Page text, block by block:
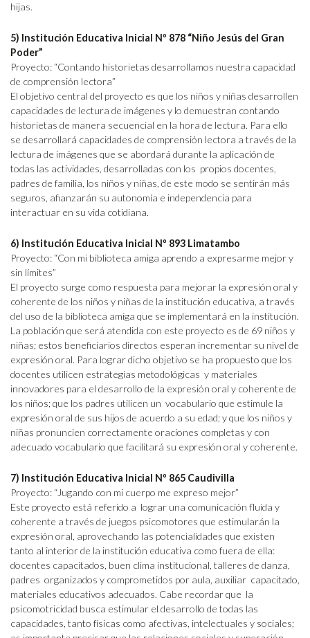
hijas.
5) Institución Educativa Inicial Nº 878 “Niño Jesús del Gran
Poder”
Proyecto: “Contando historietas desarrollamos nuestra capacidad
de comprensión lectora”
El objetivo central del proyecto es que los niños y niñas desarrollen
capacidades de lectura de imágenes y lo demuestran contando
historietas de manera secuencial en la hora de lectura. Para ello
se desarrollará capacidades de comprensión lectora a través de la
lectura de imágenes que se abordará durante la aplicación de
todas las actividades, desarrolladas con los propios docentes,
padres de familia, los niños y niñas, de este modo se sentirán más
seguros, afianzarán su autonomía e independencia para
interactuar en su vida cotidiana.
6) Institución Educativa Inicial Nº 893 Limatambo
Proyecto: “Con mi biblioteca amiga aprendo a expresarme mejor y
sin límites”
El proyecto surge como respuesta para mejorar la expresión oral y
coherente de los niños y niñas de la institución educativa, a través
del uso de la biblioteca amiga que se implementará en la institución.
La población que será atendida con este proyecto es de 69 niños y
niñas; estos beneficiarios directos esperan incrementar su nivel de
expresión oral. Para lograr dicho objetivo se ha propuesto que los
docentes utilicen estrategias metodológicas y materiales
innovadores para el desarrollo de la expresión oral y coherente de
los niños; que los padres utilicen un vocabulario que estimule la
expresión oral de sus hijos de acuerdo a su edad; y que los niños y
niñas pronuncien correctamente oraciones completas y con
adecuado vocabulario que facilitará su expresión oral y coherente.
7) Institución Educativa Inicial Nº 865 Caudivilla
Proyecto: “Jugando con mi cuerpo me expreso mejor”
Este proyecto está referido a lograr una comunicación fluida y
coherente a través de juegos psicomotores que estimularán la
expresión oral, aprovechando las potencialidades que existen
tanto al interior de la institución educativa como fuera de ella:
docentes capacitados, buen clima institucional, talleres de danza,
padres organizados y comprometidos por aula, auxiliar capacitado,
materiales educativos adecuados. Cabe recordar que la
psicomotricidad busca estimular el desarrollo de todas las
capacidades, tanto físicas como afectivas, intelectuales y sociales;